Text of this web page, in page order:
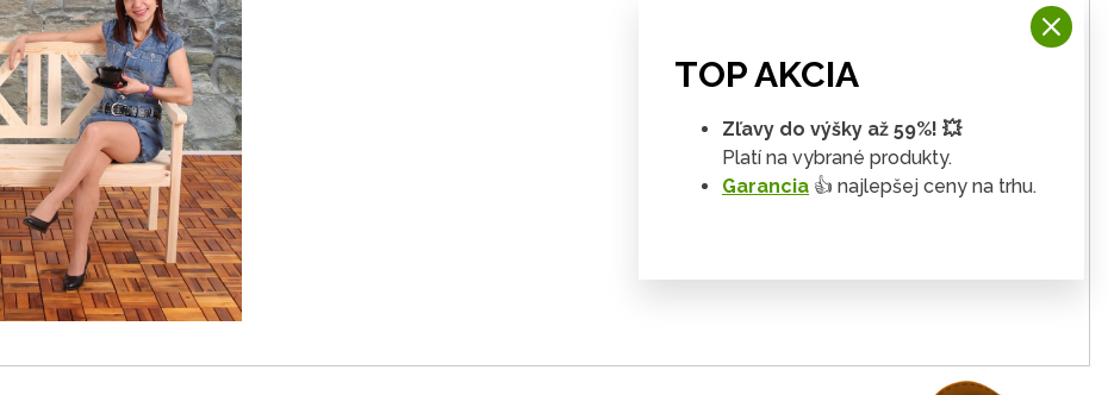
TOP AKCIA
Zľavy do výšky až 59%! 💥
Platí na vybrané produkty.
Garancia 👍 najlepšej ceny na trhu.